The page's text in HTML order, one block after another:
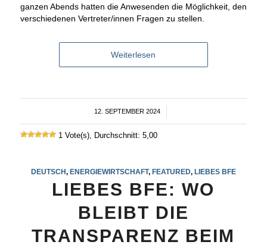
ganzen Abends hatten die Anwesenden die Möglichkeit, den
verschiedenen Vertreter/innen Fragen zu stellen.
Weiterlesen
12. SEPTEMBER 2024
/
1 Vote(s), Durchschnitt: 5,00
DEUTSCH, ENERGIEWIRTSCHAFT, FEATURED, LIEBES BFE
LIEBES BFE: WO
BLEIBT DIE
TRANSPARENZ BEIM